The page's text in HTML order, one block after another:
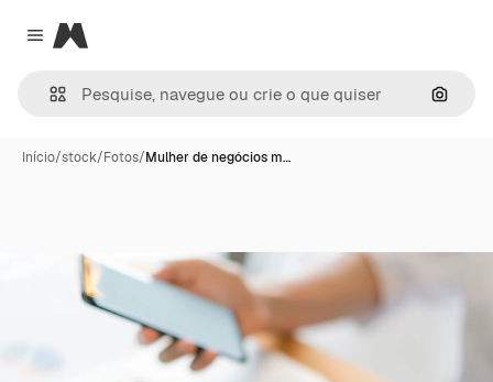
Close menu
Magnific
Início/stock/Fotos/Mulher de negócios m…